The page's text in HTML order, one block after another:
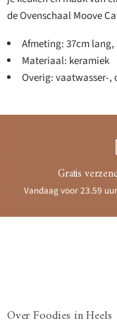
de Ovenschaal Moove
Afmeting: 37cm
Materiaal: keramiek
Overig: vaatwasser-,
Gratis
Vandaag voor 23.59
Over Foodies in Heels